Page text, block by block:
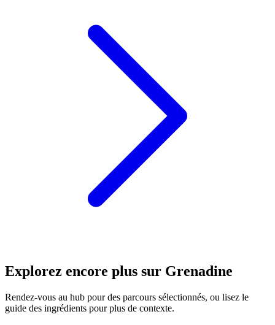
Explorez encore plus sur Grenadine
Rendez-vous au hub pour des parcours sélectionnés, ou lisez le
guide des ingrédients pour plus de contexte.